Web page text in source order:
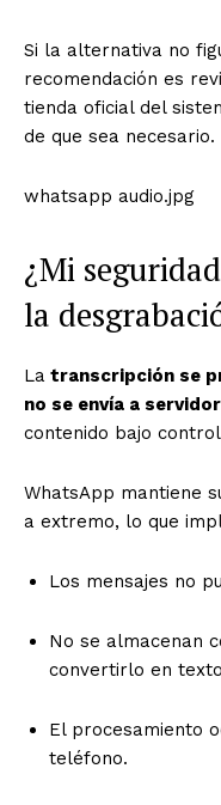
Si la alternativa no
recomendación es
tienda oficial del
de que sea necesario.
whatsapp audio.jpg
¿Mi
la
La transcripción se
no se envía a
contenido bajo
WhatsApp mantiene
a extremo, lo que
Los mensajes no
No se almacenan
convertirlo en
El procesamiento
teléfono.